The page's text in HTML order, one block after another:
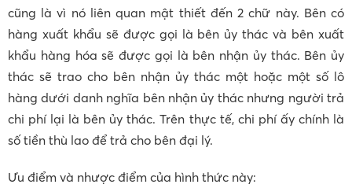
cũng là vì nó liên quan mật thiết đến 2 chữ này. Bên có
hàng xuất khẩu sẽ được gọi là bên ủy thác và bên xuất
khẩu hàng hóa sẽ được gọi là bên nhận ủy thác. Bên ủy
thác sẽ trao cho bên nhận ủy thác một hoặc một số lô
hàng dưới danh nghĩa bên nhận ủy thác nhưng người trả
chi phí lại là bên ủy thác. Trên thực tế, chi phí ấy chính là
số tiền thù lao để trả cho bên đại lý.
Ưu điểm và nhược điểm của hình thức này: